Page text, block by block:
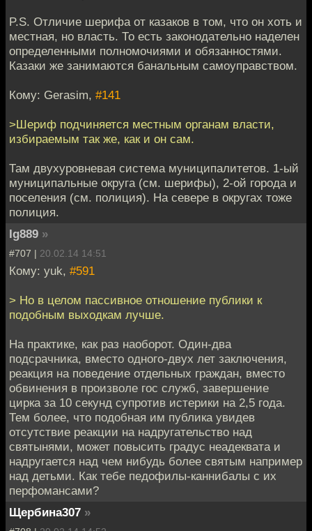
P.S. Отличие шерифа от казаков в том, что он хоть и
местная, но власть. То есть законодательно наделен
определенными полномочиями и обязанностями.
Казаки же занимаются банальным самоуправством.
Кому: Gerasim, #141
>Шериф подчиняется местным органам власти,
избираемым так же, как и он сам.
Там двухуровневая система муниципалитетов. 1-ый
муниципальные округа (см. шерифы), 2-ой города и
поселения (см. полиция). На севере в округах тоже
полиция.
Ig889 »
#707 | 20.02.14 14:51
Кому: yuk, #591
> Но в целом пассивное отношение публики к
подобным выходкам лучше.
На практике, как раз наоборот. Один-два
подсрачника, вместо одного-двух лет заключения,
реакция на поведение отдельных граждан, вместо
обвинения в произволе гос служб, завершение
цирка за 10 секунд супротив истерики на 2,5 года.
Тем более, что подобная им публика увидев
отсутствие реакции на надругательство над
святынями, может повысить градус неадеквата и
надругается над чем нибудь более святым например
над детьми. Как тебе педофилы-каннибалы с их
перфомансами?
Щербина307 »